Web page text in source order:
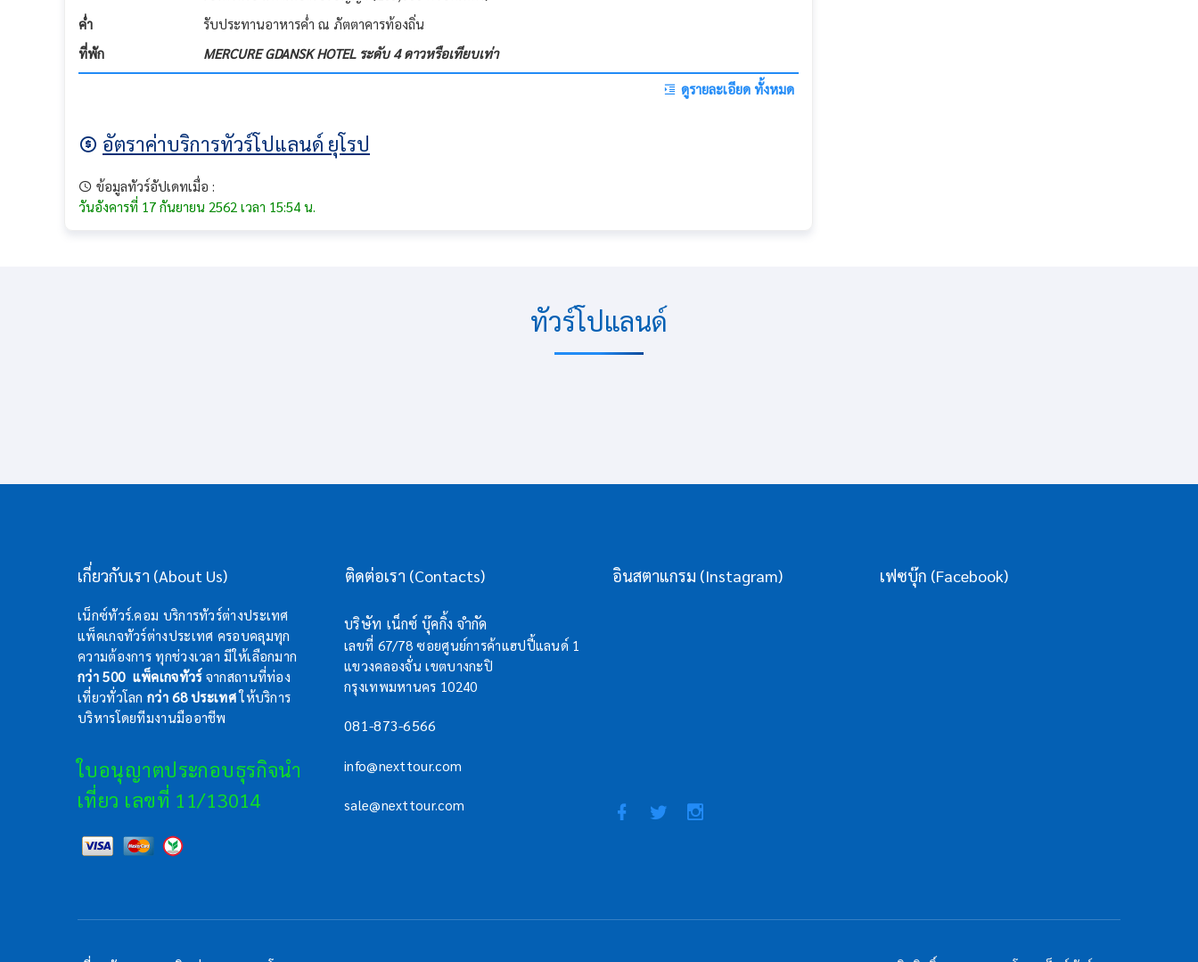
ค่ำ
รับประทานอาหารค่ำ ณ ภัตตาคารท้องถิ่น
ที่พัก
MERCURE GDANSK HOTEL ระดับ 4 ดาวหรือเทียบเท่า
ดูรายละเอียด ทั้งหมด
อัตราค่าบริการทัวร์โปแลนด์ ยุโรป
ข้อมูลทัวร์อัปเดทเมื่อ :
วันอังคารที่ 17 กันยายน 2562 เวลา 15:54 น.
ทัวร์โปแลนด์
เกี่ยวกับเรา (About Us)
เน็กซ์ทัวร์.คอม บริการทัวร์ต่างประเทศ
แพ็คเกจทัวร์ต่างประเทศ ครอบคลุมทุก
ความต้องการ ทุกช่วงเวลา มีให้เลือกมาก
กว่า 500 แพ็คเกจทัวร์จากสถานที่ท่อง
เที่ยวทั่วโลกกว่า 68 ประเทศให้บริการ
บริหารโดยทีมงานมืออาชีพ
ใบอนุญาตประกอบธุรกิจนำ
เที่ยว เลขที่ 11/13014
ติดต่อเรา (Contacts)
บริษัท เน็กซ์ บุ๊คกิ้ง จำกัด
เลขที่ 67/78 ซอยศูนย์การค้าแฮปปี้แลนด์ 1
แขวงคลองจั่น เขตบางกะปิ
กรุงเทพมหานคร 10240
081-873-6566
info@nexttour.com
sale@nexttour.com
อินสตาแกรม (Instagram) เฟซบุ๊ก (Facebook)